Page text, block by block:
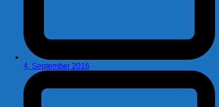
4. September 2016